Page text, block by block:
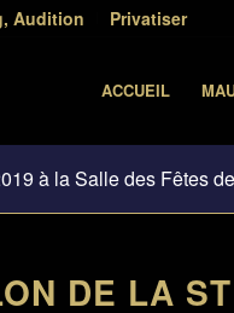
Audition Privatiser
ACCUEIL
à la Salle des Fêtes
DE LA